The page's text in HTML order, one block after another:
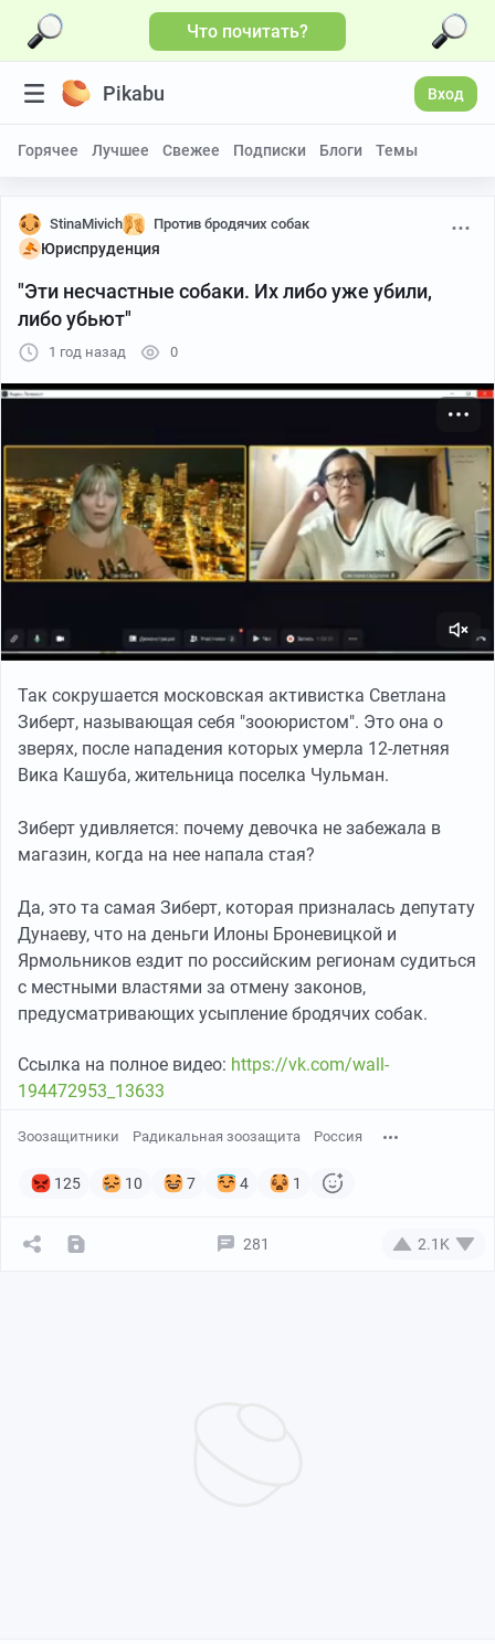
Что почитать?
Pikabu Вход
Горячее Лучшее Свежее Подписки Блоги Темы
StinaMivich Против бродячих собак
Юриспруденция
"Эти несчастные собаки. Их либо уже убили,
либо убьют"
1 год назад 0
Так сокрушается московская активистка Светлана
Зиберт, называющая себя "зооюристом". Это она о
зверях, после нападения которых умерла 12-летняя
Вика Кашуба, жительница поселка Чульман.
Зиберт удивляется: почему девочка не забежала в
магазин, когда на нее напала стая?
Да, это та самая Зиберт, которая призналась депутату
Дунаеву, что на деньги Илоны Броневицкой и
Ярмольников ездит по российским регионам судиться
с местными властями за отмену законов,
предусматривающих усыпление бродячих собак.
Ссылка на полное видео: https://vk.com/wall-
194472953_13633
Зоозащитники Радикальная зоозащита Россия
125 10 7 4 1
281 2.1K
Больше видео